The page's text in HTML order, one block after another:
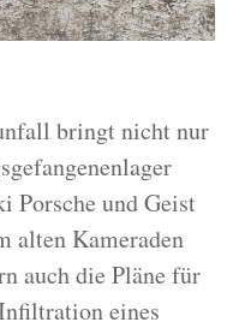
bringt nicht nur
Porsche und Geist
alten Kameraden
auch die Pläne für
eines